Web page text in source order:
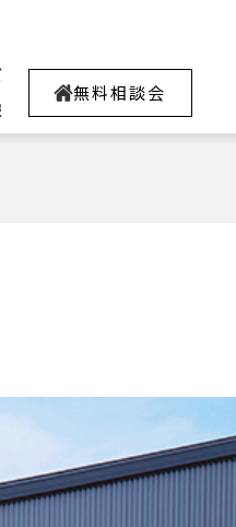
無料相談会